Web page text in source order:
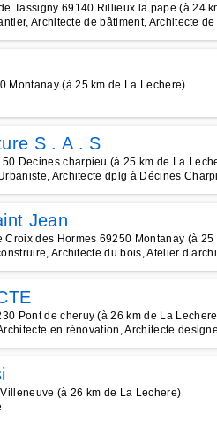
Tassigny 69140 Rillieux la pape (à 24
Architecte de bâtiment, Architecte
Montanay (à 25 km de La Lechere)
S . A . S
Decines charpieu (à 25 km de La
Architecte dplg à Décines
Jean
Croix des Hormes 69250 Montanay (à
Architecte du bois, Atelier d
Pont de cheruy (à 26 km de La
en rénovation, Architecte
(à 26 km de La Lechere)